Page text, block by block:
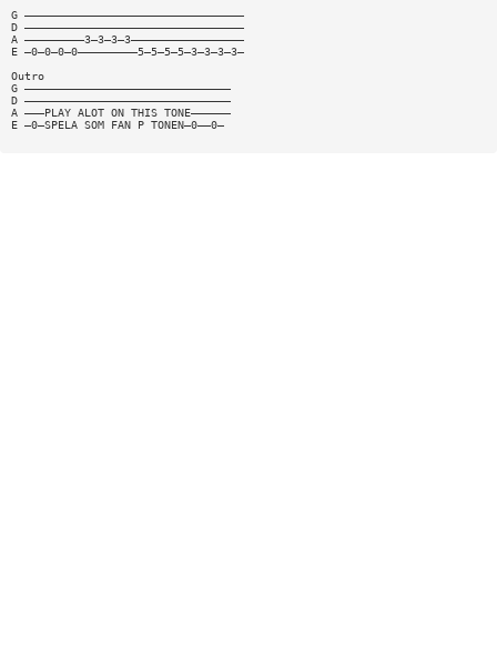
G —————————————————————————————————
D —————————————————————————————————
A —————————3—3—3—3—————————————————
E —0—0—0—0—————————5—5—5—5—3—3—3—3—
Outro
G ———————————————————————————————
D ———————————————————————————————
A ———PLAY ALOT ON THIS TONE——————
E —0—SPELA SOM FAN P TONEN—0——0—